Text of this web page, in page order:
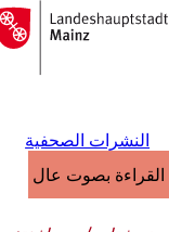
الانتقال إلى المحتوى
إلى
الصفحة
النشرات الصحفية
القراءة بصوت عالٍ